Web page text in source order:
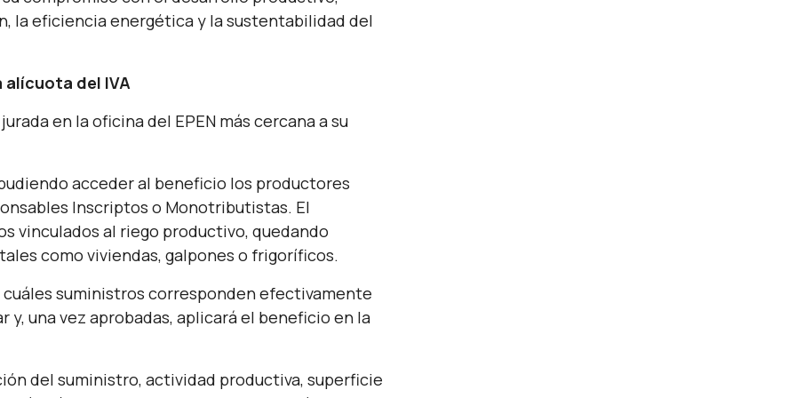
la eficiencia energética y la sustentabilidad del
del IVA
en la oficina del EPEN más cercana a su
acceder al beneficio los productores
Inscriptos o Monotributistas. El
vinculados al riego productivo, quedando
como viviendas, galpones o frigoríficos.
suministros corresponden efectivamente
y, una vez aprobadas, aplicará el beneficio en la
del suministro, actividad productiva, superficie